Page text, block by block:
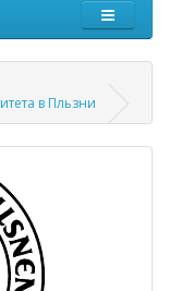
в Пльзни